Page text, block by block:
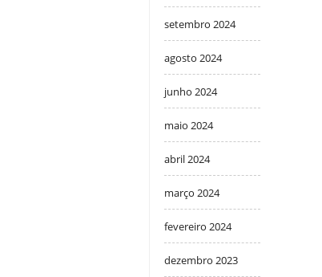
setembro 2024
agosto 2024
junho 2024
maio 2024
abril 2024
março 2024
fevereiro 2024
dezembro 2023